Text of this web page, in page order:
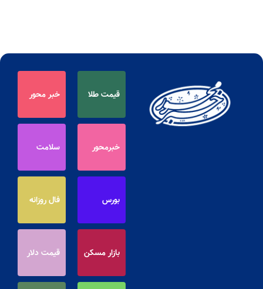
قیمت طلا خبر محور
خبرمحور سلامت
بورس فال روزانه
بازار مسکن قیمت دلار